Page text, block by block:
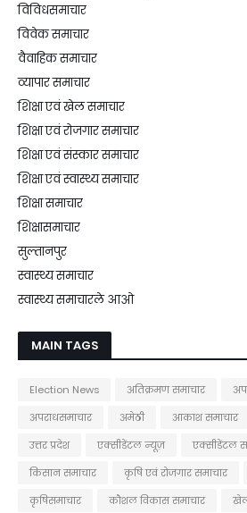
विविधसमाचार
विवेक समाचार
वैवाहिक समाचार
व्यापार समाचार
शिक्षा एवं खेल समाचार
शिक्षा एवं रोजगार समाचार
शिक्षा एवं संस्कार समाचार
शिक्षा एवं स्वास्थ्य समाचार
शिक्षा समाचार
शिक्षासमाचार
सुल्तानपुर
स्वास्थ्य समाचार
स्वास्थ्य समाचारले आओ
MAIN TAGS
Election News अतिक्रमण समाचार
अपराधसमाचार
अमेठी आकाश समाचार
उत्तर प्रदेश
एक्सीडेंटल न्यूज़ एक्सीडेंटल
किसान समाचार
कृषि एवं रोजगार समाचार
कृषिसमाचार
कौशल विकास समाचार
खेल